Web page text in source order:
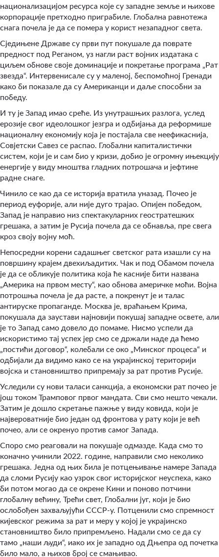
национализацијом ресурса које су западне земље и њихове
корпорације претходно приграбиле. Глобална равнотежа
снага почела је да се помера у корист незападног света.
Сједињене Државе су први пут покушале да поврате
предност под Реганом, уз нагли раст војних издатака с
циљем обнове своје доминације и покретање програма „Рат
звезда“. Интервенисале су у маленој, беспомоћној Гренади
како би показале да су Американци и даље способни за
победу.
И ту је Запад имао среће. Из унутрашњих разлога, услед
ерозије свог идеолошког језгра и одбијања да реформише
националну економију која је постајала све неефикаснија,
Совјетски Савез се распао. Глобални капиталистички
систем, који је и сам био у кризи, добио је огромну ињекцију
енергије у виду мноштва гладних потрошача и јефтине
радне снаге.
Чинило се као да се историја вратила уназад. Почео је
период еуфорије, али није дуго трајао. Опијен победом,
Запад је направио низ спектакуларних геостратешких
грешака, а затим је Русија почела да се обнавља, пре свега
кроз своју војну моћ.
Непосредни корени садашњег светског рата изашли су на
површину крајем двехиљадитих. Чак и под Обамом почела
је да се обликује политика која ће касније бити названа
„Америка на првом месту“, као обнова америчке моћи. Војна
потрошња почела је да расте, а покренут је и талас
антируске пропаганде. Москва је, враћањем Крима,
покушала да заустави најновији покушај западне освете, али
је то Запад само довело до помаме. Нисмо успели да
искористимо тај успех јер смо се држали наде да ћемо
„постићи договор“, колебали се око „Минског процеса“ и
одбијали да видимо како се на украјинској територији
војска и становништво припремају за рат против Русије.
Уследили су нови таласи санкција, а економски рат почео је
још током Трамповог првог мандата. Сви смо нешто чекали.
Затим је дошло скретање пажње у виду ковида, који је
највероватније био један од фронтова у рату који је већ
почео, али се окренуо против самог Запада.
Споро смо реаговали на покушаје одмазде. Када смо то
коначно учинили 2022. године, направили смо неколико
грешака. Једна од њих била је потцењивање намере Запада
да сломи Русију као узрок свог историјског неуспеха, како
би потом могао да се окрене Кини и поново потчини
глобалну већину, Трећи свет, Глобални југ, који је био
ослобођен захваљујући СССР-у. Потценили смо спремност
кијевског режима за рат и меру у којој је украјинско
становништво било припремљено. Надали смо се да су
тамо „наши људи“, иако их је западно од Дњепра од почетка
било мало, а њихов број се смањивао.